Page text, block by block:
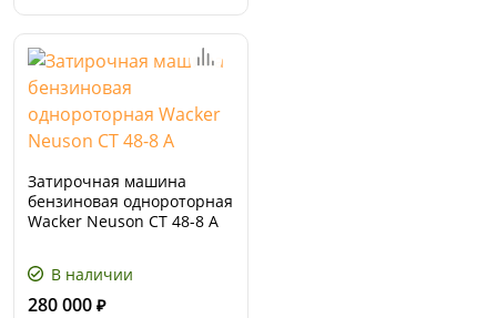
Затирочная машина
бензиновая однороторная
Wacker Neuson CT 48-8 A
В наличии
280 000 ₽